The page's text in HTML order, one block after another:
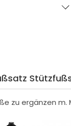
zu ergänzen m.